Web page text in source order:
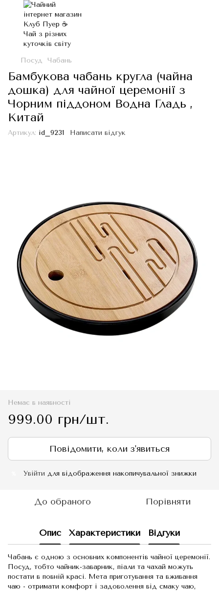
Посуд Чабань
Бамбукова чабань кругла (чайна
дошка) для чайної церемонії з
Чорним піддоном Водна Гладь ,
Китай
Артикул: id_9231 Написати відгук
Немає в наявності
999.00 грн/шт.
Повідомити, коли з'явиться
Увійти для відображення накопичувальної знижки
До обраного Порівняти
Опис Характеристики Відгуки
Чабань є одною з основних компонентів чайної церемонії.
Посуд, тобто чайник-заварник, піали та чахай можуть
постати в повній красі. Мета приготування та вживання
чаю - отримати комфорт і задоволення від смаку чаю,